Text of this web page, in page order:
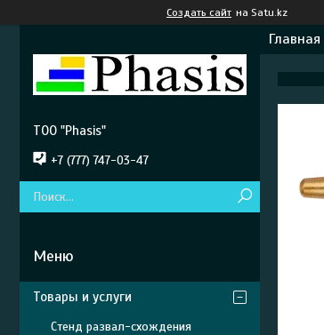
Создать сайт на Satu.kz
Главная
ТОО "Phasis"
+7 (777) 747-03-47
Товары и услуги
Стенд развал-схождения